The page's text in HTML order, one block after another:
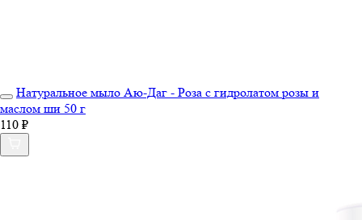
Натуральное мыло Аю-Даг - Роза с гидролатом розы и
маслом ши 50 г
110 ₽